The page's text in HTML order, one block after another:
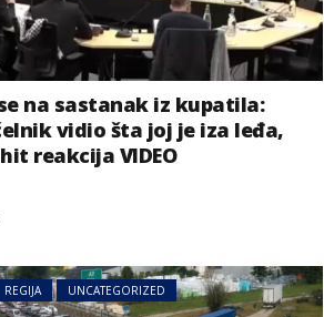
na sastanak iz kupatila:
vidio šta joj je iza leđa,
reakcija VIDEO
REGIJA UNCATEGORIZED